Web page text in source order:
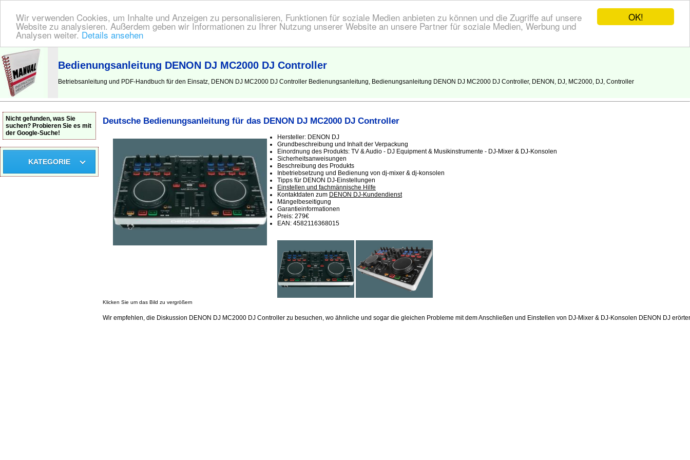
OK!
Wir verwenden Cookies, um Inhalte und Anzeigen zu personalisieren, Funktionen für soziale Medien anbieten zu können und die Zugriffe auf unsere
Website zu analysieren. Außerdem geben wir Informationen zu Ihrer Nutzung unserer Website an unsere Partner für soziale Medien, Werbung und
Analysen weiter. Details ansehen
BEDIENUNGSANLEITUNG | Hier finden Sie die deutsche Anleitung!
Bedienungsanleitung DENON DJ MC2000 DJ Controller
Betriebsanleitung und PDF-Handbuch für den Einsatz, DENON DJ MC2000 DJ Controller Bedienungsanleitung, Bedienungsanleitung DENON DJ MC2000 DJ Controller, DENON, DJ, MC2000, DJ, Controller
Deutsche Bedienungsanleitung für das DENON DJ MC2000 DJ Controller
Hersteller: DENON DJ
Grundbeschreibung und Inhalt der Verpackung
Einordnung des Produkts: TV & Audio - DJ Equipment & Musikinstrumente - DJ-Mixer & DJ-Konsolen
Sicherheitsanweisungen
Beschreibung des Produkts
Inbetriebsetzung und Bedienung von dj-mixer & dj-konsolen
Tipps für DENON DJ-Einstellungen
Einstellen und fachmännische Hilfe
Kontaktdaten zum DENON DJ-Kundendienst
Mängelbeseitigung
Garantieinformationen
Preis: 279€
EAN: 4582116368015
Klicken Sie um das Bild zu vergrößern
Wir empfehlen, die Diskussion DENON DJ MC2000 DJ Controller zu besuchen, wo ähnliche und sogar die gleichen Probleme mit dem Anschließen und Einstellen von DJ-Mixer & DJ-Konsolen DENON DJ
Nicht gefunden, was Sie
suchen? Probieren Sie es mit
der Google-Suche!
KATEGORIE